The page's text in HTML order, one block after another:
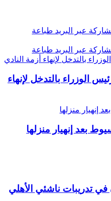
عبر البريد طباعة
عبر البريد طباعة
بالتدخل لإنهاء أزمة النادي
الوزراء بالتدخل لإنهاء
إنهيار منزلها
بعد إنهيار منزلها
تدريبات ناشئي الأهلي